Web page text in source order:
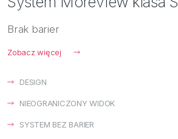
Brak barier
Zobacz więcej
DESIGN
NIEOGRANICZONY WIDOK
SYSTEM BEZ BARIER